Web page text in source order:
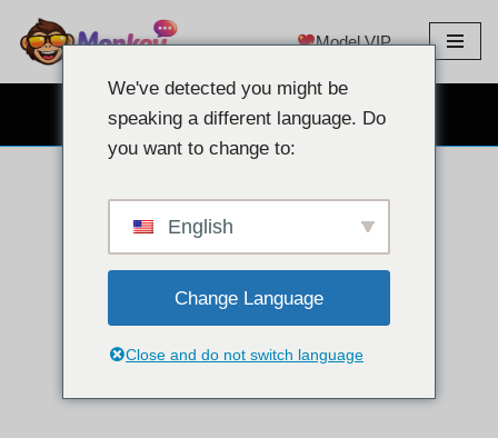
Langkau
ke
Model VIP
SEMBANG WEBCAM PERCUMA
We've detected you might be
speaking a different language. Do
you want to change to:
English
Change Language
Close and do not switch language